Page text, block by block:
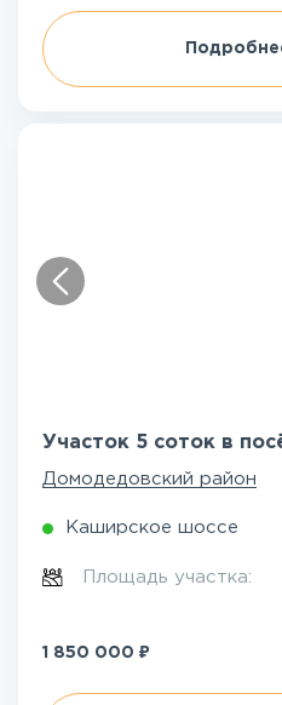
Участок 5 соток в
Домодедовский район
Каширское шоссе
Площадь участка:
1 850 000 ₽